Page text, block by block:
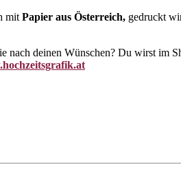
mit Papier aus Österreich, gedruckt
nach deinen Wünschen? Du wirst im